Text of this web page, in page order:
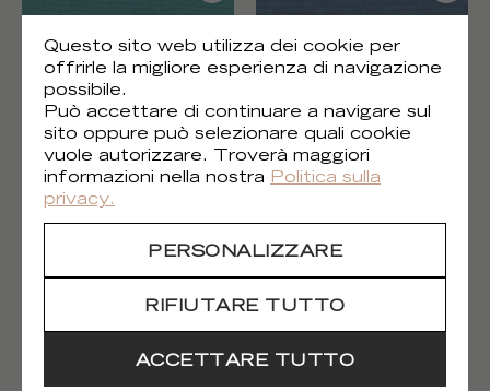
Kaila
LI 890 45
LI 890 47
Questo sito web utilizza dei cookie per
offrirle la migliore esperienza di navigazione
possibile.
Può accettare di continuare a navigare sul
sito oppure può selezionare quali cookie
vuole autorizzare. Troverà maggiori
informazioni nella nostra Politica sulla
privacy.
PERSONALIZZARE
RIFIUTARE TUTTO
ACCETTARE TUTTO